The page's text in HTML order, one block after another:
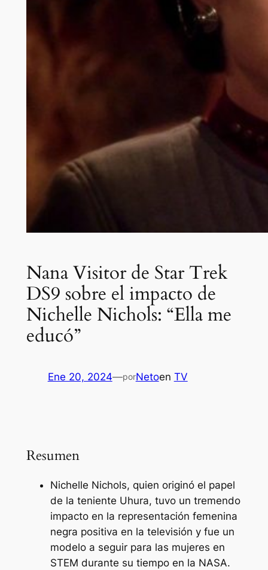
Nana Visitor de Star Trek
DS9 sobre el impacto de
Nichelle Nichols: “Ella me
educó”
Ene 20, 2024—porNetoen TV
Resumen
Nichelle Nichols, quien originó el papel
de la teniente Uhura, tuvo un tremendo
impacto en la representación femenina
negra positiva en la televisión y fue un
modelo a seguir para las mujeres en
STEM durante su tiempo en la NASA.